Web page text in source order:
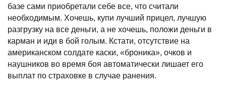
базе сами приобретали себе все, что считали
необходимым. Хочешь, купи лучший прицел, лучшую
разгрузку на все деньги, а не хочешь, положи деньги в
карман и иди в бой голым. Кстати, отсутствие на
американском солдате каски, «броника», очков и
наушников во время боя автоматически лишает его
выплат по страховке в случае ранения.